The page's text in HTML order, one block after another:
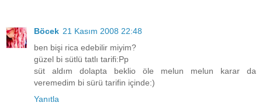
Böcek 21 Kasım 2008 22:48
ben bişi rica edebilir miyim?
güzel bi sütlü tatlı tarifi:Pp
süt aldım dolapta beklio öle melun melun karar da
veremedim bi sürü tarifin içinde:)
Yanıtla